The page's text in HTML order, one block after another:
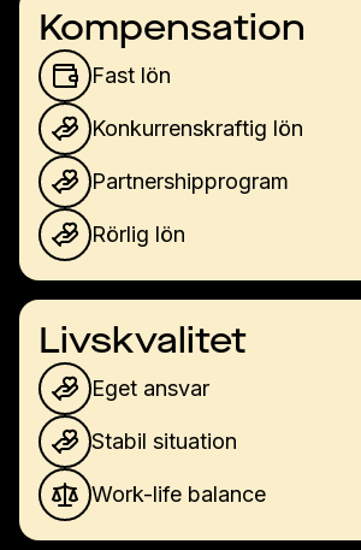
Kompensation
Fast lön
Konkurrenskraftig lön
Partnershipprogram
Rörlig lön
Livskvalitet
Eget ansvar
Stabil situation
Work-life balance